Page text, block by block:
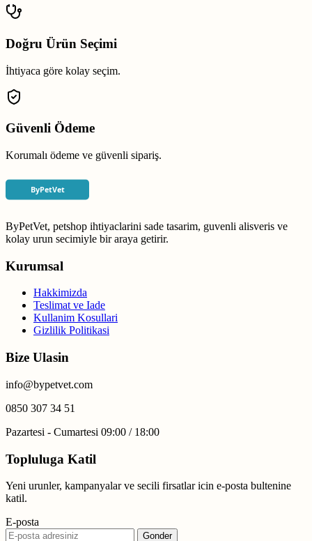
Doğru Ürün Seçimi
İhtiyaca göre kolay seçim.
Güvenli Ödeme
Korumalı ödeme ve güvenli sipariş.
ByPetVet, petshop ihtiyaclarini sade tasarim, guvenli alisveris ve
kolay urun secimiyle bir araya getirir.
Kurumsal
Hakkimizda
Teslimat ve Iade
Kullanim Kosullari
Gizlilik Politikasi
Bize Ulasin
info@bypetvet.com
0850 307 34 51
Pazartesi - Cumartesi 09:00 / 18:00
Topluluga Katil
Yeni urunler, kampanyalar ve secili firsatlar icin e-posta bultenine
katil.
E-posta
Gonder